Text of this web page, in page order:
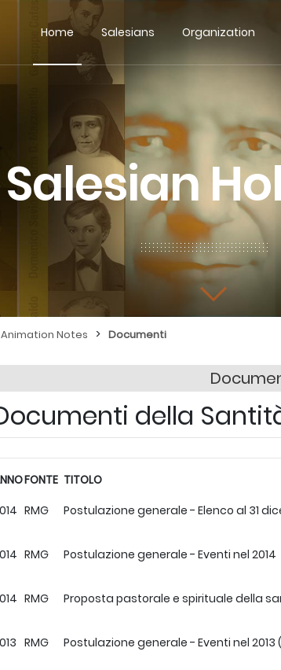
Home Salesians Organization
Salesian
Animation Notes > Documenti
della
FONTE TITOLO
RMG Postulazione generale - Elenco al 31
RMG Postulazione generale - Eventi nel 2014
RMG Proposta pastorale e spirituale della
RMG Postulazione generale - Eventi nel 2013